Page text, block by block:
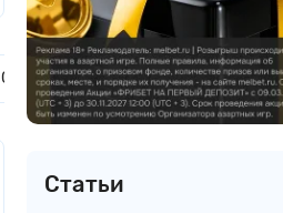
Ставки дня Актуальные новости
Статьи